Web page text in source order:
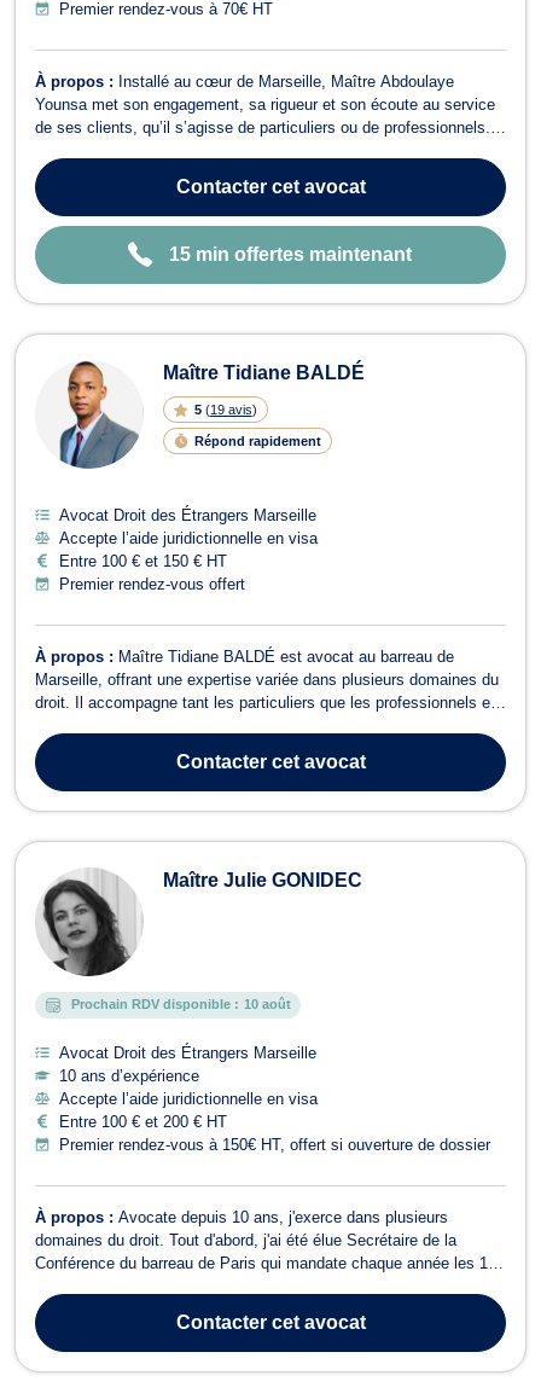
Premier rendez-vous à 70€ HT
À propos : Installé au cœur de Marseille, Maître Abdoulaye
Younsa met son engagement, sa rigueur et son écoute au service
de ses clients, qu’il s’agisse de particuliers ou de professionnels.
expérience concrète du terrain judiciaire, il intervient dans plusieurs
domaines clés...
Contactercet avocat
15 min offertes maintenant
Maître Tidiane BALDÉ
5 (19 avis)
Répond rapidement
Avocat Droit des Étrangers Marseille
Accepte l’aide juridictionnelle en visa
Entre 100 € et 150 € HT
Premier rendez-vous offert
À propos : Maître Tidiane BALDÉ est avocat au barreau de
Marseille, offrant une expertise variée dans plusieurs domaines du
droit. Il accompagne tant les particuliers que les professionnels en
Baux commerciaux : Assistance dans la rédaction et la gestion
des baux co...
Contactercet avocat
Maître Julie GONIDEC
Prochain RDV disponible : 10 août
Avocat Droit des Étrangers Marseille
10 ans d’expérience
Accepte l’aide juridictionnelle en visa
Entre 100 € et 200 € HT
Premier rendez-vous à 150€ HT, offert si ouverture de dossier
À propos : Avocate depuis 10 ans, j'exerce dans plusieurs
domaines du droit. Tout d'abord, j'ai été élue Secrétaire de la
Conférence du barreau de Paris qui mandate chaque année les 12
dossiers les plus graves. J'ai donc plaidé dans de très gros
dossiers terroristes et crim...
Contactercet avocat